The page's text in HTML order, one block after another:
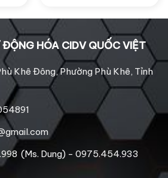
HÓA CIDV QUỐC VIỆT
Khê Đông, Phường Phù Khê, Tỉnh
(Ms. Dung) - 0975.454.933